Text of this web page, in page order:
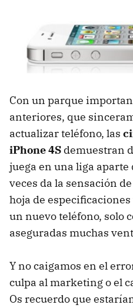
Con un parque
anteriores, que
actualizar teléfono, las
iPhone 4S demuestran
juega en una liga aparte
veces da la sensación
hoja de
un nuevo teléfono, solo
aseguradas muchas
Y no caigamos en el
culpa al marketing o el
Os recuerdo que